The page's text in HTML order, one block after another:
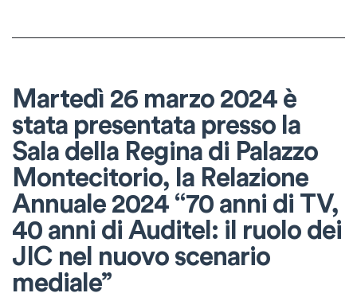
Martedì 26 marzo 2024 è
stata presentata presso la
Sala della Regina di Palazzo
Montecitorio, la Relazione
Annuale 2024 “70 anni di TV,
40 anni di Auditel: il ruolo dei
JIC nel nuovo scenario
mediale”